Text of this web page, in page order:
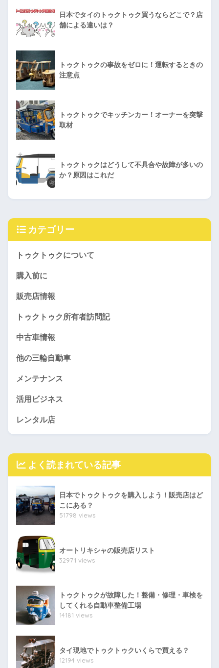
日本でタイのトゥクトゥク買うならどこで？店
舗による違いは？
トゥクトゥクの事故をゼロに！運転するときの
注意点
トゥクトゥクでキッチンカー！オーナーを突撃
取材
トゥクトゥクはどうして不具合や故障が多いの
か？原因はこれだ
カテゴリー
トゥクトゥクについて
購入前に
販売店情報
トゥクトゥク所有者訪問記
中古車情報
他の三輪自動車
メンテナンス
活用ビジネス
レンタル店
よく読まれている記事
日本でトゥクトゥクを購入しよう！販売店はど
こにある？
51798 views
オートリキシャの販売店リスト
32971 views
トゥクトゥクが故障した！整備・修理・車検を
してくれる自動車整備工場
14181 views
タイ現地でトゥクトゥクいくらで買える？
12194 views